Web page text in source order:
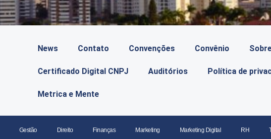
News Contato Convenções Convênio
Certificado Digital CNPJ Auditórios Política de
Metrica e Mente
Gestão Direito Finanças Marketing Marketing Digital RH